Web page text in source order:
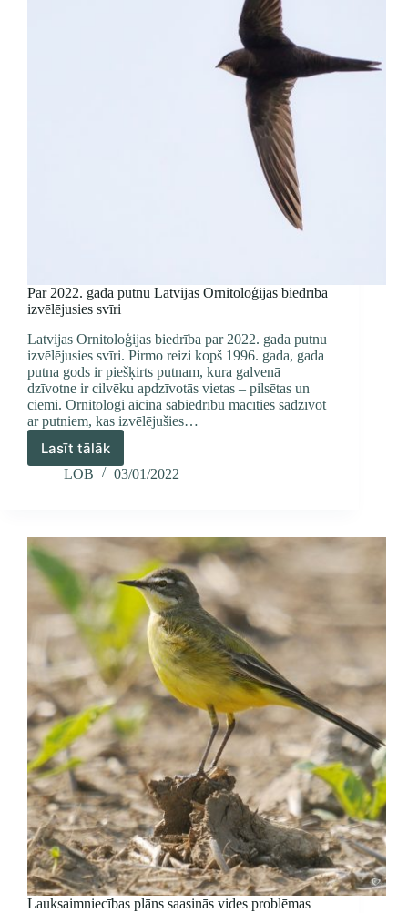
Par 2022. gada putnu Latvijas Ornitoloģijas biedrība
izvēlējusies svīri
Latvijas Ornitoloģijas biedrība par 2022. gada putnu
izvēlējusies svīri. Pirmo reizi kopš 1996. gada, gada
putna gods ir piešķirts putnam, kura galvenā
dzīvotne ir cilvēku apdzīvotās vietas – pilsētas un
ciemi. Ornitologi aicina sabiedrību mācīties sadzīvot
ar putniem, kas izvēlējušies…
Lasīt tālāk
Par
2022.
Ornitoloģijas
biedrība
izvēlējusies
svīri
LOB 03/01/2022
Lauksaimniecības plāns saasinās vides problēmas